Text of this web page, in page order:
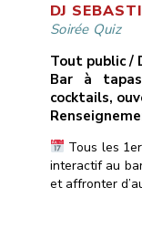
DJ
Soirée Quiz
Tout public /
Bar à
cocktails,
Tous les
interactif au
et affronter